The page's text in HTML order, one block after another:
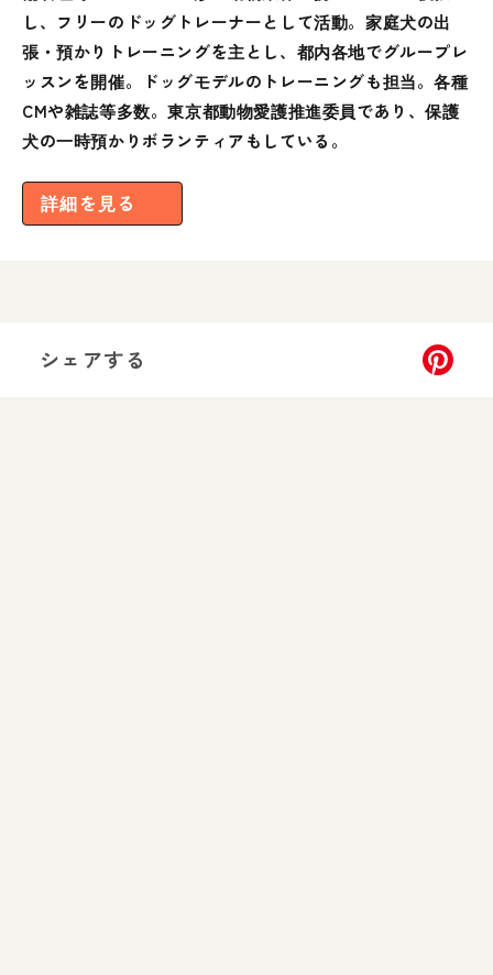
し、フリーのドッグトレーナーとして活動。家庭犬の出
張・預かりトレーニングを主とし、都内各地でグループレ
ッスンを開催。ドッグモデルのトレーニングも担当。各種
CMや雑誌等多数。東京都動物愛護推進委員であり、保護
犬の一時預かりボランティアもしている。
詳細を見る
シェアする